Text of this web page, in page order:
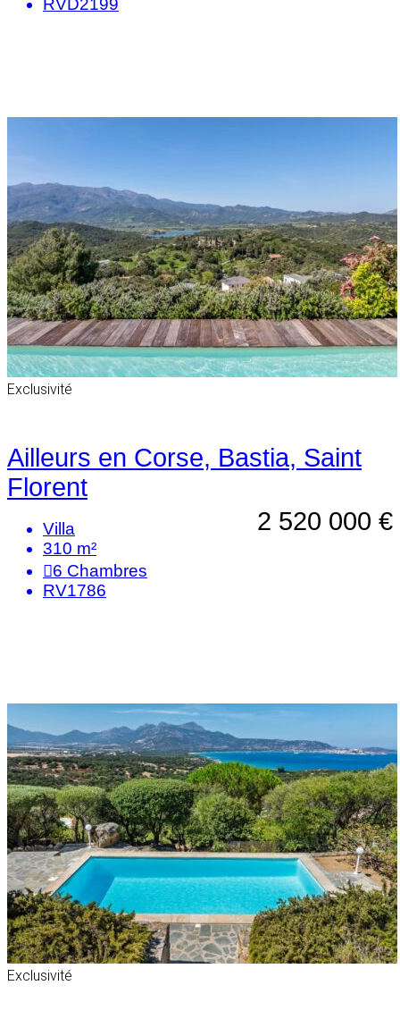
RVD2199
Exclusivité
Ailleurs en Corse, Bastia, Saint
Florent
2 520 000 €
Villa
310 m²
6 Chambres
RV1786
Exclusivité